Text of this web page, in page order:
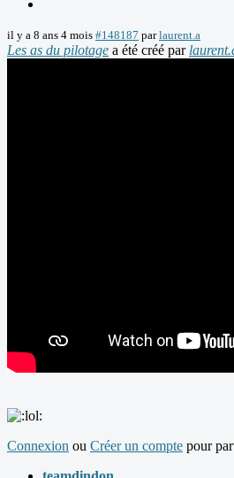
il y a 8 ans 4 mois #148187 parlaurent.a
Les as du pilotage a été créé par
Connexion ou Créer un compte pour